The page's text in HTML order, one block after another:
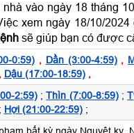
vào ngày 18 tháng
xem ngày 18/10/
sẽ giúp bạn có được
0:59) , Dần (3:00-4:59),
Dậu (17:00-18:59),
2:59);Thìn (7:00-8:59);
Hợi (21:00-22:59);